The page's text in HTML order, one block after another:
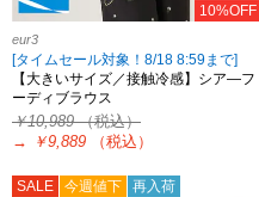
10%OFF
eur3
[タイムセール対象！8/18 8:59まで]
【大きいサイズ／接触冷感】シア―フ
ーディブラウス
￥10,989（税込）
→
￥9,889 （税込）
SALE 今週値下 再入荷